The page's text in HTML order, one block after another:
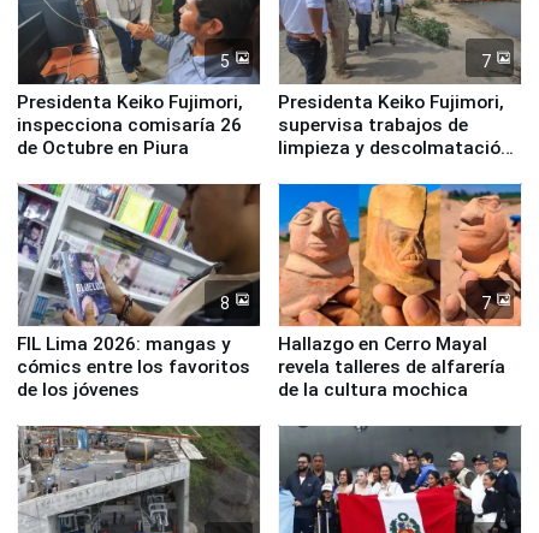
5
Presidenta Keiko Fujimori,
inspecciona comisaría 26
de Octubre en Piura
7
Presidenta Keiko Fujimori,
supervisa trabajos de
limpieza y descolmatación
8
FIL Lima 2026: mangas y
cómics entre los favoritos
de los jóvenes
7
Hallazgo en Cerro Mayal
revela talleres de alfarería
de la cultura mochica